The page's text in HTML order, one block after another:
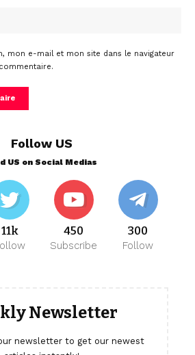
mon e-mail et mon site dans le navigateur
Follow US
US on Social Medias
11k 450
Subscribe
300
Follow
Newsletter
newsletter to get our newest